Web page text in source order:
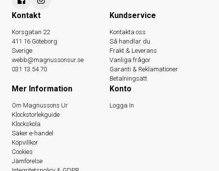
Kontakt
Korsgatan 22
411 16 Göteborg
Sverige
webb@magnussonsur.se
031 13 54 70
Kundservice
Kontakta oss
Så handlar du
Frakt & Leverans
Vanliga frågor
Garanti & Reklamationer
Betalningsätt
Mer Information
Om Magnussons Ur
Klockstorlekguide
Klockskola
Säker e-handel
Köpvillkor
Cookies
Jämförelse
Konto
Logga In